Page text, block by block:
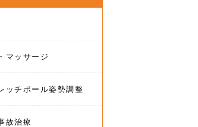
マッサージ
ッチポール姿勢調整
故治療